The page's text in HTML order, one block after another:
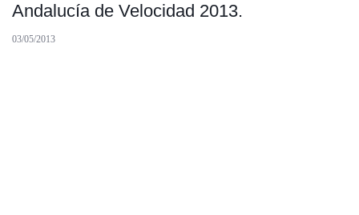
Andalucía de Velocidad 2013.
03/05/2013